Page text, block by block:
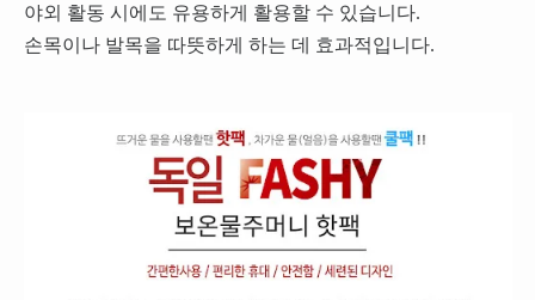
야외 활동 시에도 유용하게 활용할 수 있습니다.
손목이나 발목을 따뜻하게 하는 데 효과적입니다.